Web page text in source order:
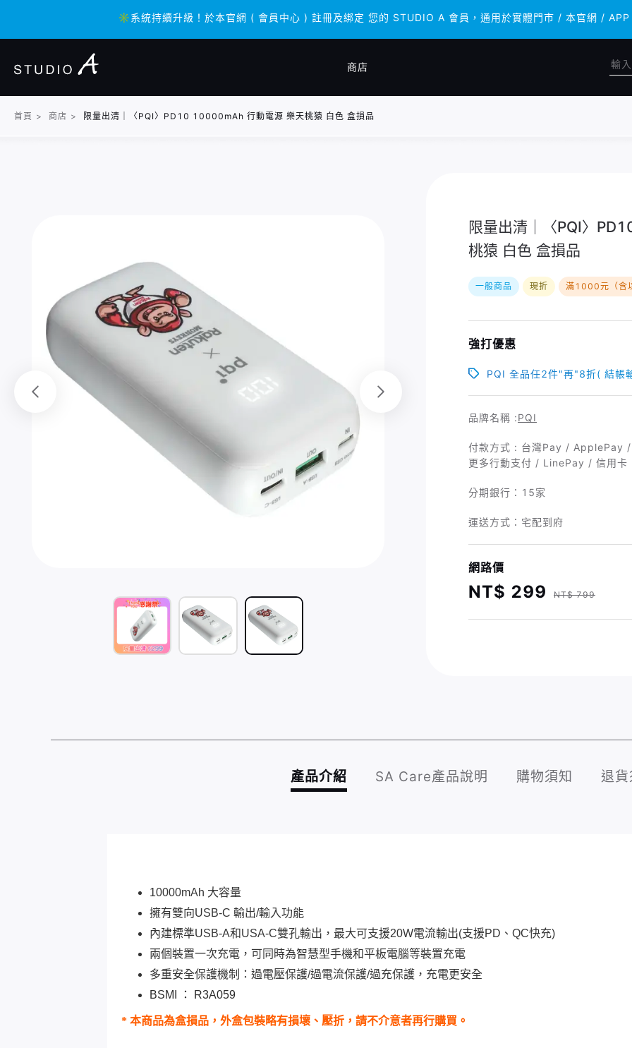
✳️系統持續升級！於本官網 ( 會員中心 ) 註冊及綁定 您的 STUDIO A 會員，通用於實體門市 / 本官網 / APP
✳️系統持續升級！於本官網 ( 會員中心 ) 註冊及綁定 您的 STUDIO A 會員，通用於實體門市 / 本官網 / APP
商店
首頁 > 商店 > 限量出清｜〈PQI〉PD10 10000mAh 行動電源 樂天桃猿 白色 盒損品
限量出清｜〈PQI〉
桃猿 白色 盒損品
一般商品 現折 滿1000元（含
強打優惠
PQI 全品任2件"再"8折( 結
品牌名稱 :PQI
付款方式 : 台灣Pay / ApplePay
更多行動支付 / LinePay / 信用卡
分期銀行： 15家
運送方式：宅配到府
網路價
NT$ 299 NT$ 799
產品介紹 SA Care產品說明 購物須知 退
10000mAh 大容量
擁有雙向USB-C 輸出/輸入功能
內建標準USB-A和USA-C雙孔輸出，最大可支援20W電流輸出(支援PD、QC快充)
兩個裝置一次充電，可同時為智慧型手機和平板電腦等裝置充電
多重安全保護機制：過電壓保護/過電流保護/過充保護，充電更安全
BSMI ： R3A059
* 本商品為盒損品，外盒包裝略有損壞、壓折，請不介意者再行購買。